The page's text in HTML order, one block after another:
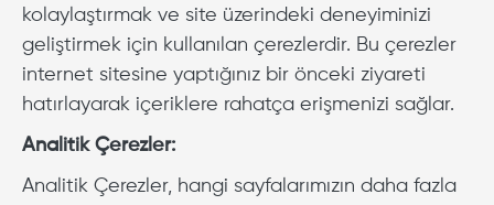
kolaylaştırmak ve site üzerindeki deneyiminizi
geliştirmek için kullanılan çerezlerdir. Bu çerezler
internet sitesine yaptığınız bir önceki ziyareti
hatırlayarak içeriklere rahatça erişmenizi sağlar.
Analitik Çerezler:
Analitik Çerezler, hangi sayfalarımızın daha fazla